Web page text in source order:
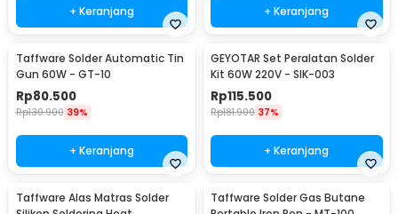
+ Keranjang + Keranjang
Taffware Solder Automatic Tin
Gun 60W - GT-10
Rp80.500
Rp130.900 39%
+ Keranjang
GEYOTAR Set Peralatan Solder
Kit 60W 220V - SIK-003
Rp115.500
Rp181.900 37%
+ Keranjang
Taffware Alas Matras Solder
Taffware Solder Gas Butane